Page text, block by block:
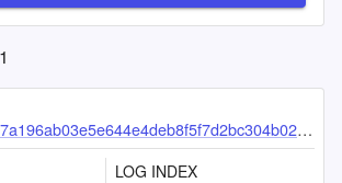
1
LOG INDEX